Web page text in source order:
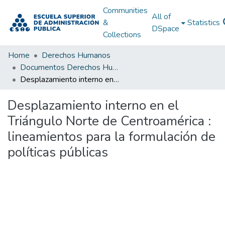
Communities
&
Collections
All of
DSpace
Statistics
Home
Derechos Humanos
Documentos Derechos Humanos
Desplazamiento interno en el Triángulo Norte de Centroamérica : lineamientos para la formulación de políticas públicas
Desplazamiento interno en el
Triángulo Norte de Centroamérica :
lineamientos para la formulación de
políticas públicas